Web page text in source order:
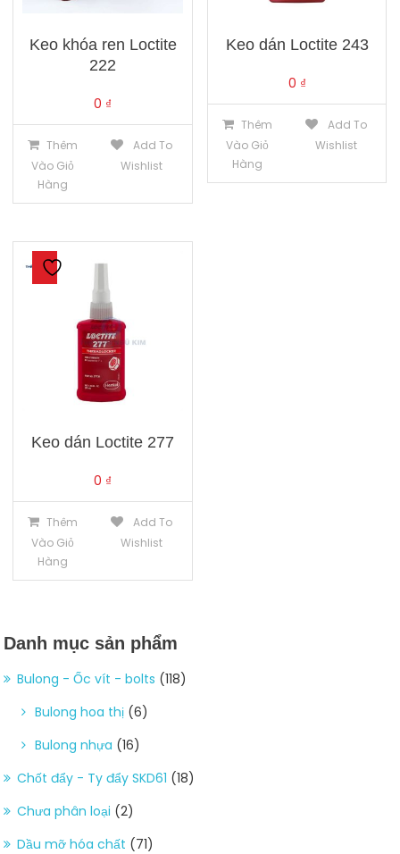
Keo khóa ren Loctite
222
0 ₫
Thêm
Vào Giỏ
Hàng
Add To
Wishlist
Keo dán Loctite 243
0 ₫
Thêm
Vào Giỏ
Hàng
Add To
Wishlist
Keo dán Loctite 277
0 ₫
Thêm
Vào Giỏ
Hàng
Add To
Wishlist
Danh mục sản phẩm
Bulong - Ốc vít - bolts (118)
Bulong hoa thị (6)
Bulong nhựa (16)
Chốt đẩy - Ty đẩy SKD61 (18)
Chưa phân loại (2)
Dầu mỡ hóa chất (71)